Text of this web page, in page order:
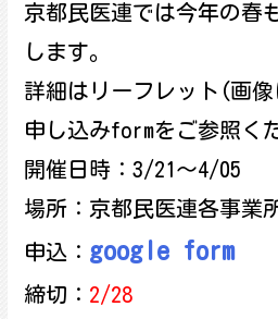
京都民医連では今年の春
します。
詳細はリーフレット(画像
申し込みformをご参照く
開催日時：3/21～4/05
場所：京都民医連各事業
申込： google form
締切： 2/28